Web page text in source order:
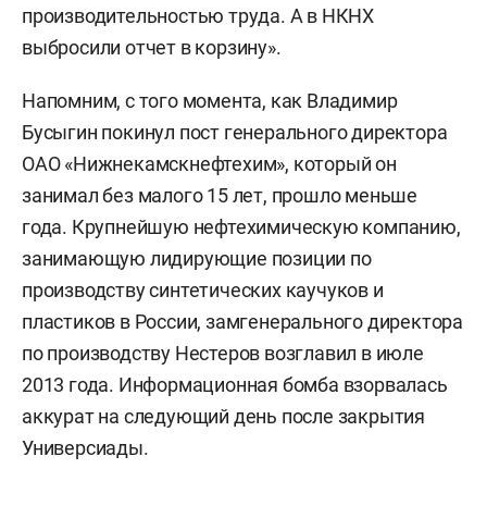
производительностью труда. А в НКНХ
выбросили отчет в корзину».
Напомним, с того момента, как Владимир
Бусыгин покинул пост генерального директора
ОАО «Нижнекамскнефтехим», который он
занимал без малого 15 лет, прошло меньше
года. Крупнейшую нефтехимическую компанию,
занимающую лидирующие позиции по
производству синтетических каучуков и
пластиков в России, замгенерального директора
по производству Нестеров возглавил в июле
2013 года. Информационная бомба взорвалась
аккурат на следующий день после закрытия
Универсиады.